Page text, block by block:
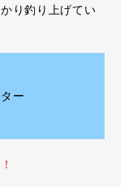
り釣り上げてい
ー